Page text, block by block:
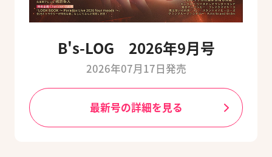
B's-LOG 2026年9月号
2026年07月17日発売
最新号の詳細を見る